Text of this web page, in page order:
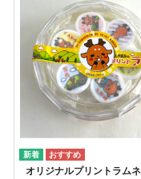
オリジナルプリントラムネ